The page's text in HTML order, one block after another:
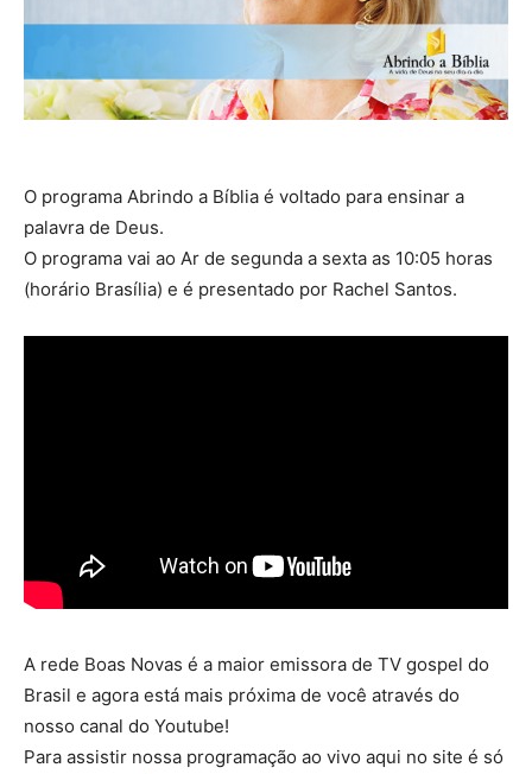
O programa Abrindo a Bíblia é voltado para ensinar a
palavra de Deus.
O programa vai ao Ar de segunda a sexta as 10:05 horas
(horário Brasília) e é presentado por Rachel Santos.
A rede Boas Novas é a maior emissora de TV gospel do
Brasil e agora está mais próxima de você através do
nosso canal do Youtube!
Para assistir nossa programação ao vivo aqui no site é só